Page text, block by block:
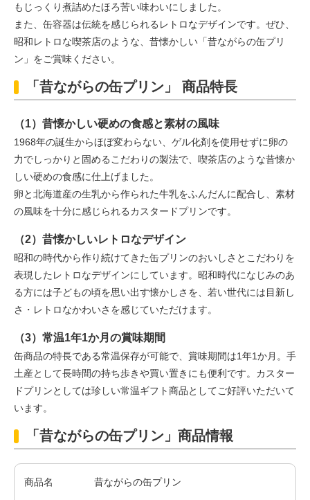
もじっくり煮詰めたほろ苦い味わいにしました。
また、缶容器は伝統を感じられるレトロなデザインです。ぜひ、
昭和レトロな喫茶店のような、昔懐かしい「昔ながらの缶プリ
ン」をご賞味ください。
「昔ながらの缶プリン」 商品特長
（1）昔懐かしい硬めの食感と素材の風味
1968年の誕生からほぼ変わらない、ゲル化剤を使用せずに卵の
力でしっかりと固めるこだわりの製法で、喫茶店のような昔懐か
しい硬めの食感に仕上げました。
卵と北海道産の生乳から作られた牛乳をふんだんに配合し、素材
の風味を十分に感じられるカスタードプリンです。
（2）昔懐かしいレトロなデザイン
昭和の時代から作り続けてきた缶プリンのおいしさとこだわりを
表現したレトロなデザインにしています。昭和時代になじみのあ
る方には子どもの頃を思い出す懐かしさを、若い世代には目新し
さ・レトロなかわいさを感じていただけます。
（3）常温1年1か月の賞味期間
缶商品の特長である常温保存が可能で、賞味期間は1年1か月。手
土産として長時間の持ち歩きや買い置きにも便利です。カスター
ドプリンとしては珍しい常温ギフト商品としてご好評いただいて
います。
「昔ながらの缶プリン」商品情報
商品名 昔ながらの缶プリン